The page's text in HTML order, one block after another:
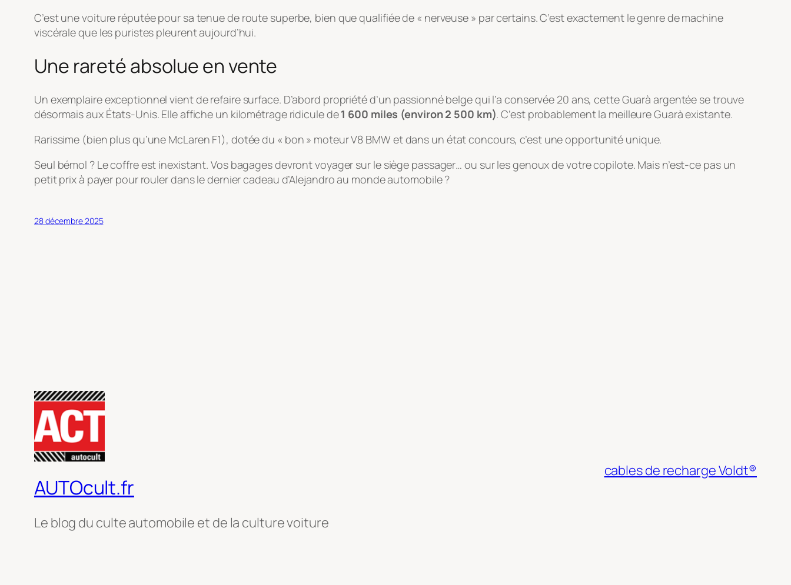
C’est une voiture réputée pour sa tenue de route superbe, bien que qualifiée de « nerveuse » par certains. C’est exactement le genre de machine
viscérale que les puristes pleurent aujourd’hui.
Une rareté absolue en vente
Un exemplaire exceptionnel vient de refaire surface. D’abord propriété d’un passionné belge qui l’a conservée 20 ans, cette Guarà argentée se trouve
désormais aux États-Unis. Elle affiche un kilométrage ridicule de1 600 miles (environ 2 500 km). C’est probablement la meilleure Guarà existante.
Rarissime (bien plus qu’une McLaren F1), dotée du « bon » moteur V8 BMW et dans un état concours, c’est une opportunité unique.
Seul bémol ? Le coffre est inexistant. Vos bagages devront voyager sur le siège passager… ou sur les genoux de votre copilote. Mais n’est-ce pas un
petit prix à payer pour rouler dans le dernier cadeau d’Alejandro au monde automobile ?
28 décembre 2025
AUTOcult.fr
Le blog du culte automobile et de la culture voiture
cables de recharge Voldt®